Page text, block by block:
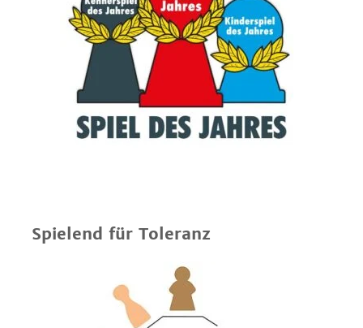
Spielend für Toleranz